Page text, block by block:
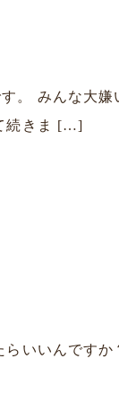
。 みんな大嫌
続きま […]
いいんですか